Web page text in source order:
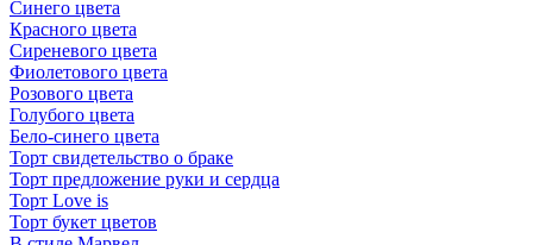
Синего цвета
Красного цвета
Сиреневого цвета
Фиолетового цвета
Розового цвета
Голубого цвета
Бело-синего цвета
Торт свидетельство о браке
Торт предложение руки и сердца
Торт Love is
Торт букет цветов